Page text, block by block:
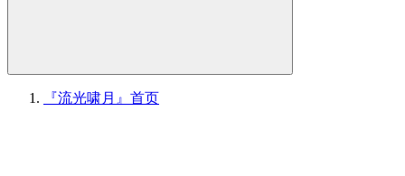
『流光啸月』 首页